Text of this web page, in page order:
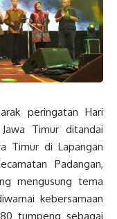
peringatan Hari
Timur ditandai
Timur di Lapangan
Padangan,
mengusung tema
kebersamaan
tumpeng sebagai